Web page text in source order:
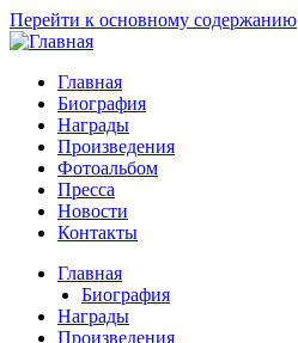
Перейти к основному содержанию
Главная
Биография
Награды
Произведения
Фотоальбом
Пресса
Новости
Контакты
Главная
Биография
Награды
Произведения